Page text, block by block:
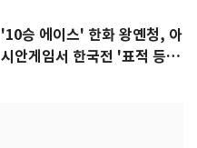
'10승 에이스' 한화 왕옌청, 아
시안게임서 한국전 '표적 등